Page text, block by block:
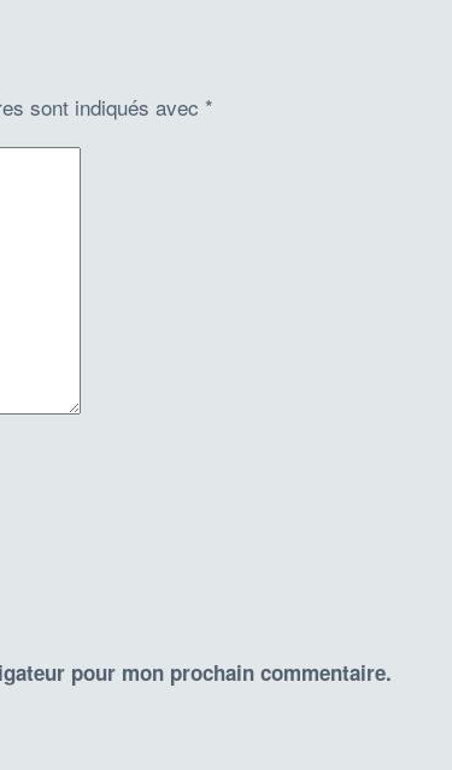
sont indiqués avec *
pour mon prochain commentaire.